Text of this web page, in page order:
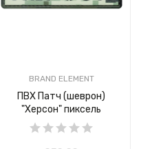
BRAND ELEMENT
ПВХ Патч (шеврон)
"Херсон" пиксель